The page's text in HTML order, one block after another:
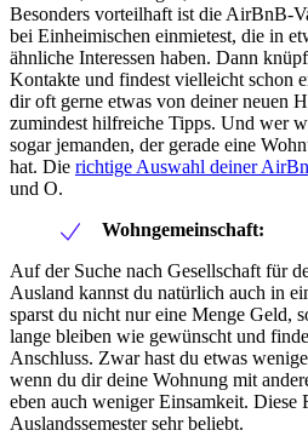
Besonders vorteilhaft ist die AirBnB-
bei Einheimischen einmietest, die in
ähnliche Interessen haben. Dann
Kontakte und findest vielleicht schon
dir oft gerne etwas von deiner neuen
zumindest hilfreiche Tipps. Und wer
sogar jemanden, der gerade eine
hat. Die richtige Auswahl deiner
und O.
Wohngemeinschaft:
Auf der Suche nach Gesellschaft für
Ausland kannst du natürlich auch in
sparst du nicht nur eine Menge Geld,
lange bleiben wie gewünscht und
Anschluss. Zwar hast du etwas
wenn du dir deine Wohnung mit
eben auch weniger Einsamkeit. Diese
Auslandssemester sehr beliebt.